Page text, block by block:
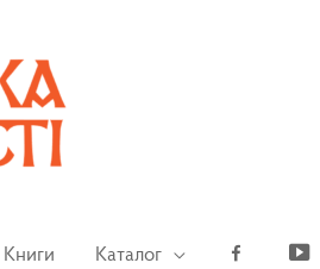
Книги
Каталог